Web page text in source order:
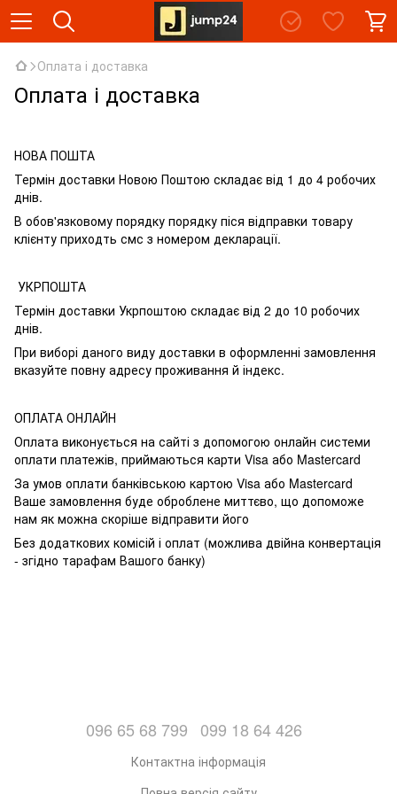
Оплата і доставка
Оплата і доставка
НОВА ПОШТА
Термін доставки Новою Поштою складає від 1 до 4 робочих
днів.
В обов'язковому порядку порядку піся відправки товару
клієнту приходть смс з номером декларації.
УКРПОШТА
Термін доставки Укрпоштою складає від 2 до 10 робочих
днів.
При виборі даного виду доставки в оформленні замовлення
вказуйте повну адресу проживання й індекс.
ОПЛАТА ОНЛАЙН
Оплата виконується на сайті з допомогою онлайн системи
оплати платежів, приймаються карти Visa або Mastercard
За умов оплати банківською картою Visa або Mastercard
Ваше замовлення буде оброблене миттєво, що допоможе
нам як можна скоріше відправити його
Без додаткових комісій і оплат (можлива двійна конвертація
- згідно тарафам Вашого банку)
096 65 68 799 099 18 64 426
Контактна інформація